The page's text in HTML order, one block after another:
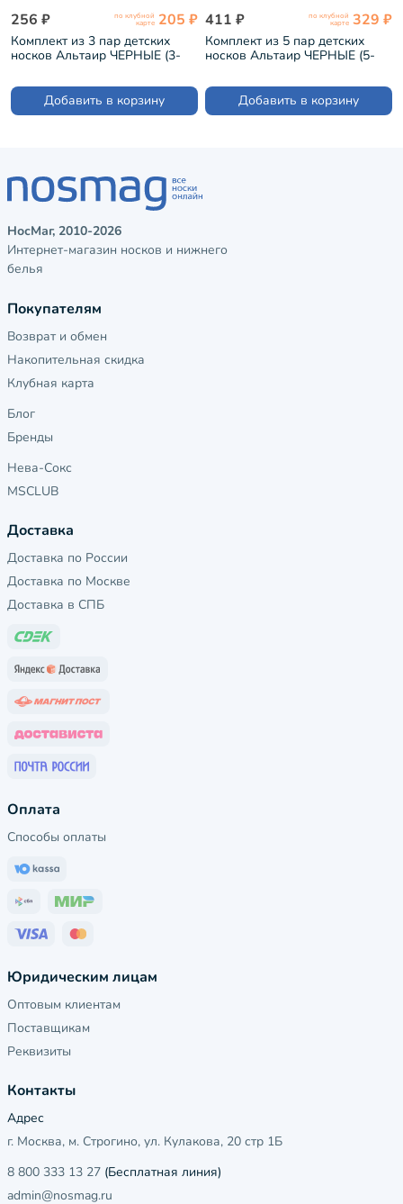
256 ₽ по клубной
карте 205 ₽
Комплект из 3 пар детских
носков Альтаир ЧЕРНЫЕ (3-
Добавить в корзину
411 ₽ по клубной
карте 329 ₽
Комплект из 5 пар детских
носков Альтаир ЧЕРНЫЕ (5-
Добавить в корзину
НосМаг, 2010-2026
Интернет-магазин носков и нижнего
белья
Покупателям
Возврат и обмен
Накопительная скидка
Клубная карта
Блог
Бренды
Нева-Сокс
MSCLUB
Доставка
Доставка по России
Доставка по Москве
Доставка в СПБ
Оплата
Способы оплаты
Юридическим лицам
Оптовым клиентам
Поставщикам
Реквизиты
Контакты
Адрес
г. Москва, м. Строгино, ул. Кулакова, 20 стр 1Б
8 800 333 13 27 (Бесплатная линия)
admin@nosmag.ru